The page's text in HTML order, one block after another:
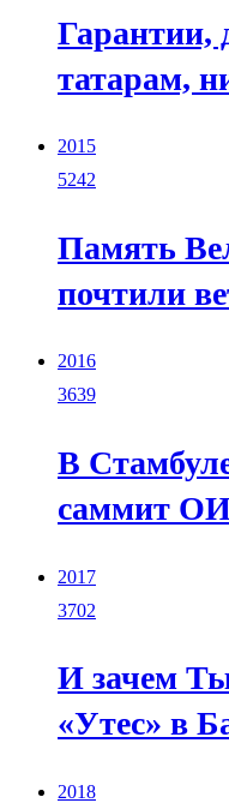
татарам,
2015
5242
Память
почтили
2016
3639
В
саммит
2017
3702
И зачем
«Утес» в
2018